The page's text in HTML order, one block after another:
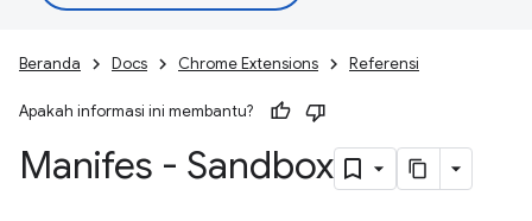
Beranda Docs Chrome Extensions Referensi
Apakah informasi ini membantu?
Manifes - Sandbox